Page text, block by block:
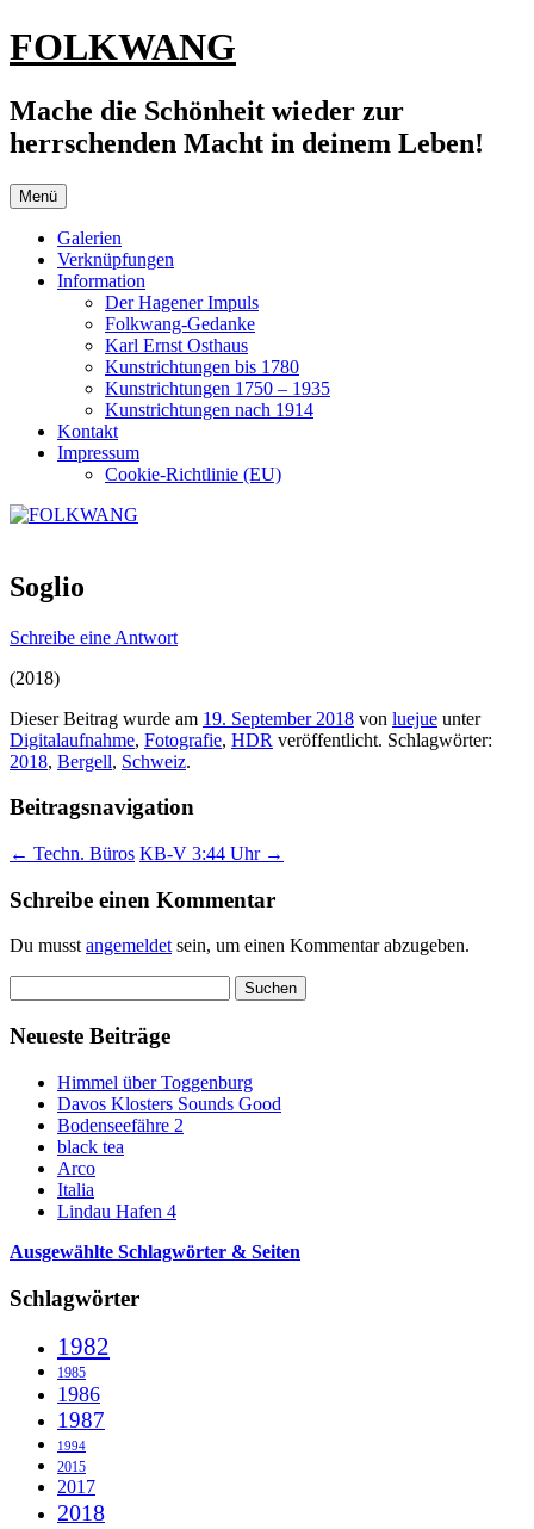
Zum
Inhalt
FOLKWANG
Mache die Schönheit wieder zur
herrschenden Macht in deinem Leben!
Menü
Galerien
Verknüpfungen
Information
Der Hagener Impuls
Folkwang-Gedanke
Karl Ernst Osthaus
Kunstrichtungen bis 1780
Kunstrichtungen 1750 – 1935
Kunstrichtungen nach 1914
Kontakt
Impressum
Cookie-Richtlinie (EU)
Soglio
Schreibe eine Antwort
(2018)
Dieser Beitrag wurde am 19. September 2018 von luejue unter
Digitalaufnahme, Fotografie, HDR veröffentlicht. Schlagwörter:
2018, Bergell, Schweiz.
Beitragsnavigation
← Techn. Büros KB-V 3:44 Uhr →
Schreibe einen Kommentar
Du musstangemeldetsein, um einen Kommentar abzugeben.
nach:
Neueste Beiträge
Himmel über Toggenburg
Davos Klosters Sounds Good
Bodenseefähre 2
black tea
Arco
Italia
Lindau Hafen 4
Ausgewählte Schlagwörter & Seiten
Schlagwörter
1982
1985
1986
1987
1994
2015
2017
2018